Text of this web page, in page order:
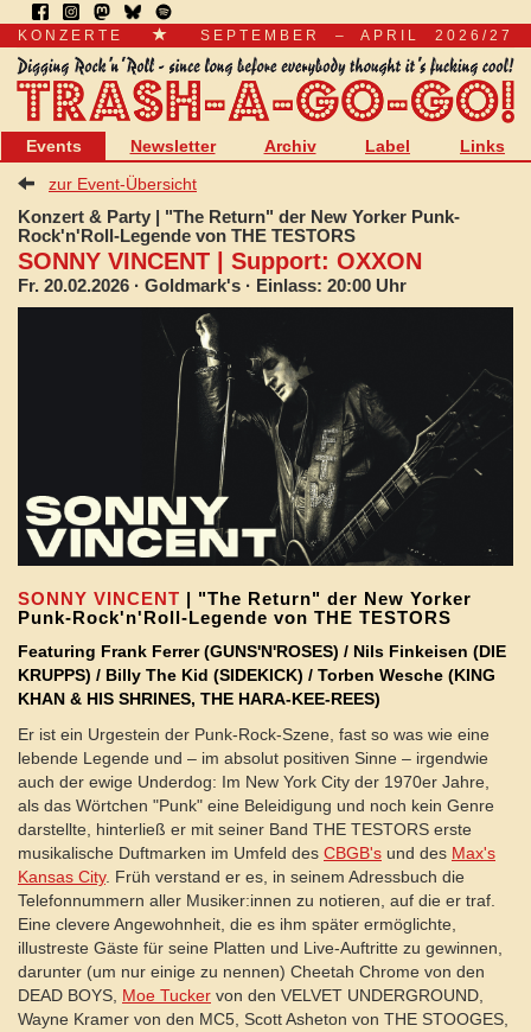
KONZERTE SEPTEMBER – APRIL 2026/27
Events Newsletter Archiv Label
Links
zur Event-Übersicht
Konzert & Party | "The Return" der New Yorker Punk-
Rock'n'Roll-Legende von THE TESTORS
SONNY VINCENT | Support: OXXON
Fr. 20.02.2026 · Goldmark's · Einlass: 20:00 Uhr
SONNY VINCENT | "The Return" der New Yorker
Punk-Rock'n'Roll-Legende von THE TESTORS
Featuring Frank Ferrer (GUNS'N'ROSES) / Nils Finkeisen (DIE
KRUPPS) / Billy The Kid (SIDEKICK) / Torben Wesche (KING
KHAN & HIS SHRINES, THE HARA-KEE-REES)
Er ist ein Urgestein der Punk-Rock-Szene, fast so was wie eine
lebende Legende und – im absolut positiven Sinne – irgendwie
auch der ewige Underdog: Im New York City der 1970er Jahre,
als das Wörtchen "Punk" eine Beleidigung und noch kein Genre
darstellte, hinterließ er mit seiner Band THE TESTORS erste
musikalische Duftmarken im Umfeld des CBGB's und des Max's
Kansas City. Früh verstand er es, in seinem Adressbuch die
Telefonnummern aller Musiker:innen zu notieren, auf die er traf.
Eine clevere Angewohnheit, die es ihm später ermöglichte,
illustreste Gäste für seine Platten und Live-Auftritte zu gewinnen,
darunter (um nur einige zu nennen) Cheetah Chrome von den
DEAD BOYS, Moe Tucker von den VELVET UNDERGROUND,
Wayne Kramer von den MC5, Scott Asheton von THE STOOGES,